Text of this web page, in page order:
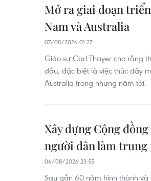
Mở ra giai đoạn
Nam và Australia
07/08/2026 01:27
Giáo sư Carl Thayer cho rằng
đầu, đặc biệt là việc thúc đẩy
Australia trong những năm tới.
Xây dựng Cộng
người dân làm trung
06/08/2026 23:55
Sau gần 60 năm hình thành